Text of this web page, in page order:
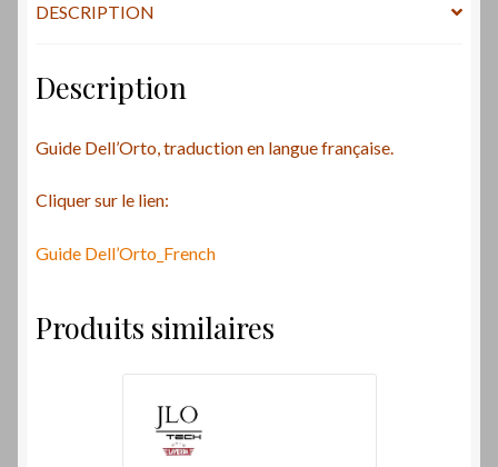
DESCRIPTION
Description
Guide Dell’Orto, traduction en langue française.
Cliquer sur le lien:
Guide Dell’Orto_French
Produits similaires